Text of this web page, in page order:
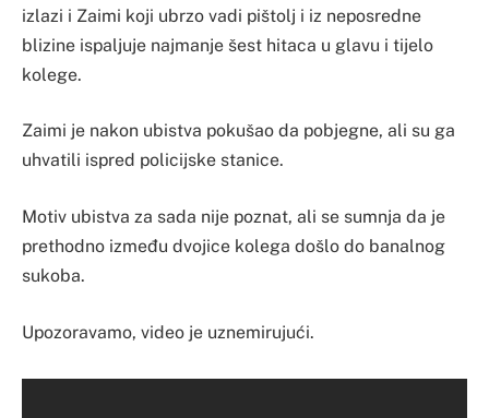
izlazi i Zaimi koji ubrzo vadi pištolj i iz neposredne
blizine ispaljuje najmanje šest hitaca u glavu i tijelo
kolege.
Zaimi je nakon ubistva pokušao da pobjegne, ali su ga
uhvatili ispred policijske stanice.
Motiv ubistva za sada nije poznat, ali se sumnja da je
prethodno između dvojice kolega došlo do banalnog
sukoba.
Upozoravamo, video je uznemirujući.